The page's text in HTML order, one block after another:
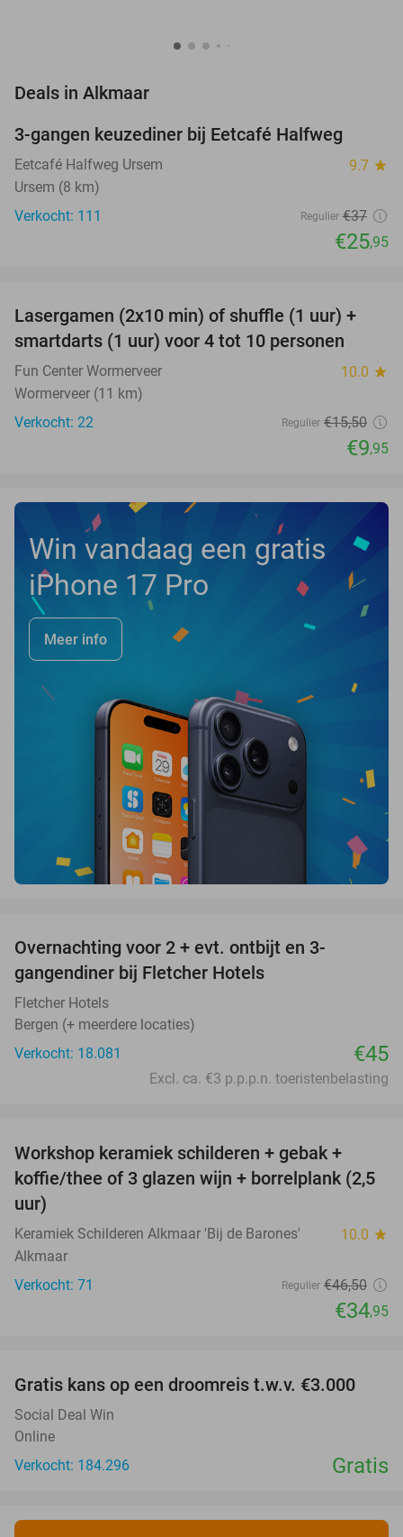
Deals in Alkmaar
3-gangen keuzediner bij Eetcafé Halfweg
Eetcafé Halfweg Ursem 9.7 star
Ursem (8 km)
Verkocht: 111
Regulier €37
€25,95
36%
NEW
TODAY
Lasergamen (2x10 min) of shuffle (1 uur) +
smartdarts (1 uur) voor 4 tot 10 personen
Fun Center Wormerveer 10.0 star
Wormerveer (11 km)
Verkocht: 22
Regulier €15,50
€9,95
Win vandaag een gratis
iPhone 17 Pro
Meer info
Overnachting voor 2 + evt. ontbijt en 3-
gangendiner bij Fletcher Hotels
Fletcher Hotels
Bergen (+ meerdere locaties)
Verkocht: 18.081
€45
Excl. ca. €3 p.p.p.n. toeristenbelasting
Workshop keramiek schilderen + gebak +
koffie/thee of 3 glazen wijn + borrelplank (2,5
uur)
Keramiek Schilderen Alkmaar 'Bij de Barones' 10.0 star
Alkmaar
Verkocht: 71
Regulier €46,50
€34,95
Gratis kans op een droomreis t.w.v. €3.000
Social Deal Win
Online
Verkocht: 184.296
Gratis